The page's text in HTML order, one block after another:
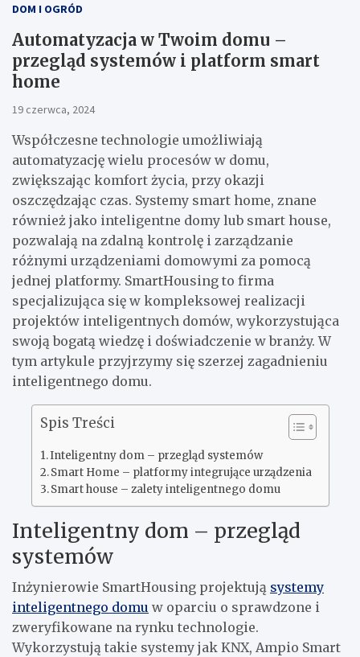
DOM I OGRÓD
Automatyzacja w Twoim domu –
przegląd systemów i platform smart
home
19 czerwca, 2024
Współczesne technologie umożliwiają
automatyzację wielu procesów w domu,
zwiększając komfort życia, przy okazji
oszczędzając czas. Systemy smart home, znane
również jako inteligentne domy lub smart house,
pozwalają na zdalną kontrolę i zarządzanie
różnymi urządzeniami domowymi za pomocą
jednej platformy. SmartHousing to firma
specjalizująca się w kompleksowej realizacji
projektów inteligentnych domów, wykorzystująca
swoją bogatą wiedzę i doświadczenie w branży. W
tym artykule przyjrzymy się szerzej zagadnieniu
inteligentnego domu.
Spis Treści
Inteligentny dom – przegląd systemów
Smart Home – platformy integrujące urządzenia
Smart house – zalety inteligentnego domu
Inteligentny dom – przegląd
systemów
Inżynierowie SmartHousing projektują systemy
inteligentnego domu w oparciu o sprawdzone i
zweryfikowane na rynku technologie.
Wykorzystują takie systemy jak KNX, Ampio Smart